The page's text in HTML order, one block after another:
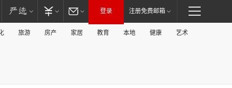
登录 注册免费邮箱
旅游 房产 家居 教育 本地 健康 艺术